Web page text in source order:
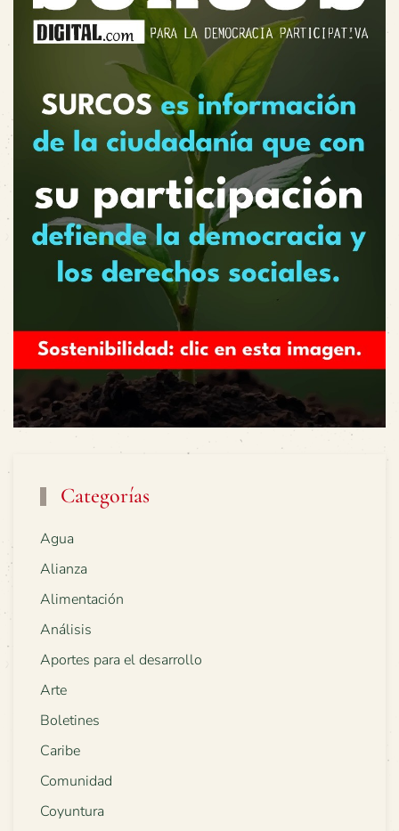
Categorías
Agua
Alianza
Alimentación
Análisis
Aportes para el desarrollo
Arte
Boletines
Caribe
Comunidad
Coyuntura